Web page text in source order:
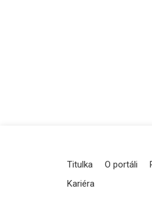
Titulka O portáli
Kariéra